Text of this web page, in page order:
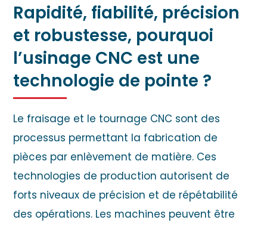
Rapidité, fiabilité, précision
et robustesse, pourquoi
l’usinage CNC est une
technologie de pointe ?
Le fraisage et le tournage CNC sont des
processus permettant la fabrication de
pièces par enlèvement de matière. Ces
technologies de production autorisent de
forts niveaux de précision et de répétabilité
des opérations. Les machines peuvent être